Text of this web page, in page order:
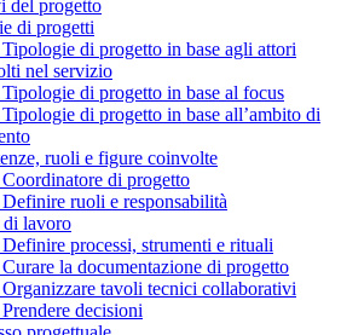
del progetto
di progetti
di progetto in base agli attori
nel servizio
di progetto in base al focus
di progetto in base all’ambito di
ruoli e figure coinvolte
di progetto
ruoli e responsabilità
lavoro
processi, strumenti e rituali
la documentazione di progetto
tavoli tecnici collaborativi
decisioni